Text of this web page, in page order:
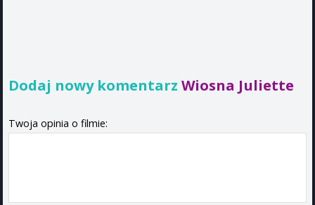
Dodaj nowy komentarz Wiosna Juliette
Twoja opinia o filmie: